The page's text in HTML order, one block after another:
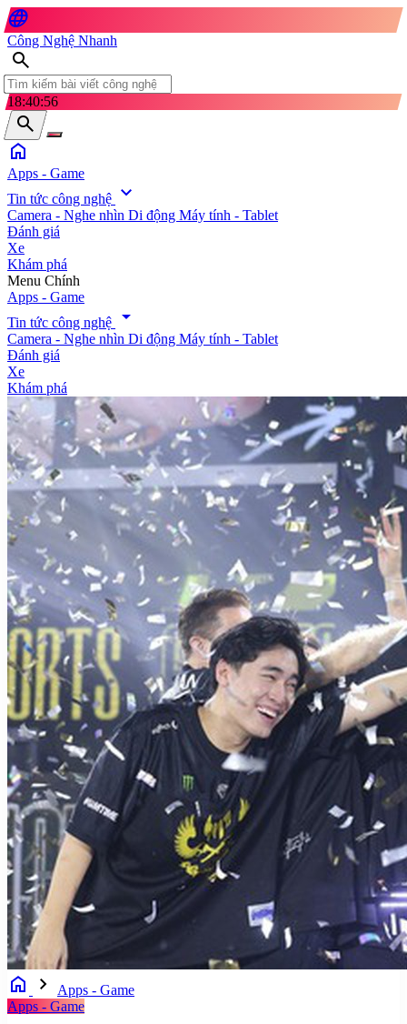
language
Công Nghệ Nhanh
search
18:40:58
search
home
Apps - Game
Tin tức công nghệ expand_more
Camera - Nghe nhìn Di động Máy tính - Tablet
Đánh giá
Xe
Khám phá
search
Menu Chính
Apps - Game
Tin tức công nghệ
arrow_drop_down
Camera - Nghe nhìn Di động Máy tính - Tablet
Đánh giá
Xe
Khám phá
home chevron_right
Apps - Game
Apps - Game